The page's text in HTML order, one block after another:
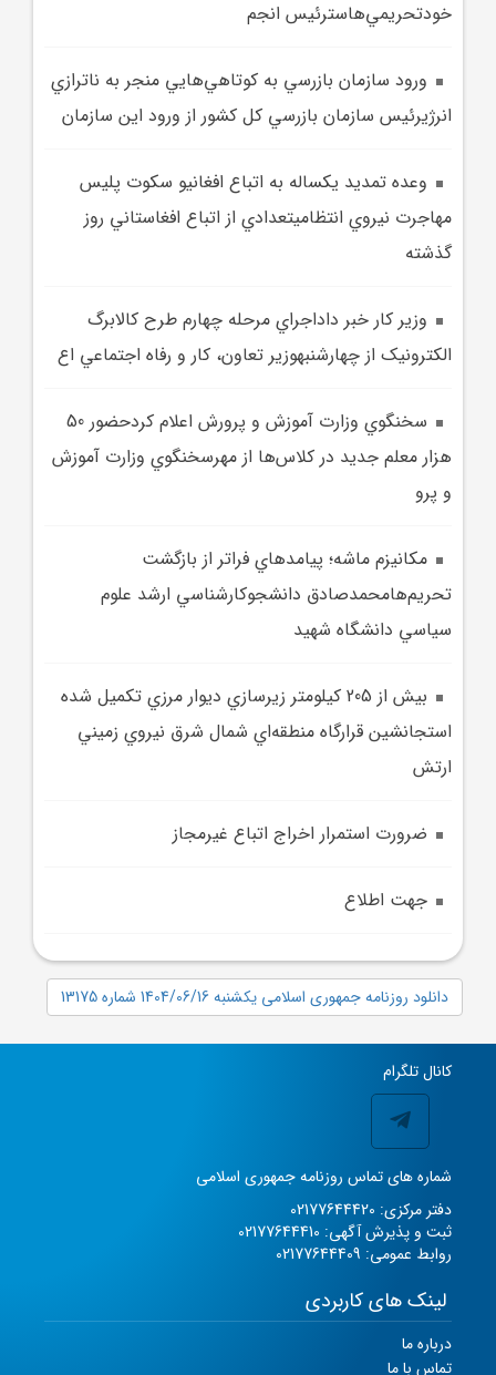
خودتحريمي‌هاسترئيس انجم
ورود سازمان بازرسي به کوتاهي‌هايي منجر به ناترازي
انرژيرئيس سازمان بازرسي کل کشور از ورود اين سازمان
وعده تمديد يکساله به اتباع افغانيو سکوت پليس
مهاجرت نيروي انتظاميتعدادي از اتباع افغاستاني روز
گذشته
وزير کار خبر داداجراي مرحله چهارم طرح کالابرگ
الکترونيک از چهارشنبهوزير تعاون، کار و رفاه اجتماعي اع
سخنگوي وزارت آموزش و پرورش اعلام کردحضور 50
هزار معلم جديد در کلاس‌ها از مهرسخنگوي وزارت آموزش
و پرو
مکانيزم ماشه؛ پيامدهاي فراتر از بازگشت
تحريم‌هامحمدصادق دانشجوکارشناسي ارشد علوم
سياسي دانشگاه شهيد
بيش از 205 کيلومتر زيرسازي ديوار مرزي تکميل شده
استجانشين قرارگاه منطقه‌اي شمال شرق نيروي زميني
ارتش
ضرورت استمرار اخراج اتباع غيرمجاز
جهت اطلاع
دانلود روزنامه جمهوری اسلامی یکشنبه 1404/06/16 شماره 13175
کانال تلگرام
شماره های تماس روزنامه جمهوری اسلامی
دفتر مرکزی: 02177644420
ثبت و پذیرش آگهی: 02177644410
روابط عمومی: 02177644409
لینک های کاربردی
درباره ما
تماس با ما